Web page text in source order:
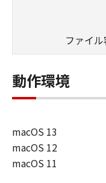
ファイ
動作環境
macOS 13
macOS 12
macOS 11